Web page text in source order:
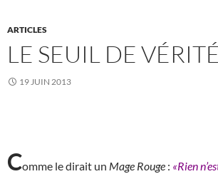
ARTICLES
LE SEUIL DE VÉRITÉ
19 JUIN 2013
Comme le dirait un Mage Rouge : «Rien